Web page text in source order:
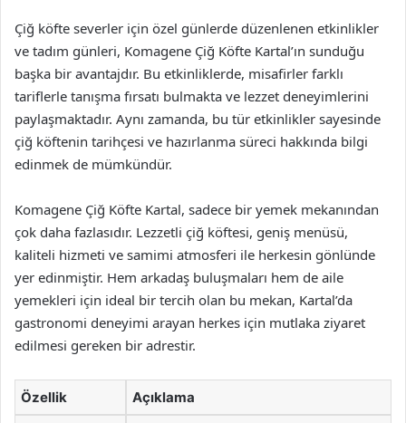
Çiğ köfte severler için özel günlerde düzenlenen etkinlikler
ve tadım günleri, Komagene Çiğ Köfte Kartal’ın sunduğu
başka bir avantajdır. Bu etkinliklerde, misafirler farklı
tariflerle tanışma fırsatı bulmakta ve lezzet deneyimlerini
paylaşmaktadır. Aynı zamanda, bu tür etkinlikler sayesinde
çiğ köftenin tarihçesi ve hazırlanma süreci hakkında bilgi
edinmek de mümkündür.
Komagene Çiğ Köfte Kartal, sadece bir yemek mekanından
çok daha fazlasıdır. Lezzetli çiğ köftesi, geniş menüsü,
kaliteli hizmeti ve samimi atmosferi ile herkesin gönlünde
yer edinmiştir. Hem arkadaş buluşmaları hem de aile
yemekleri için ideal bir tercih olan bu mekan, Kartal’da
gastronomi deneyimi arayan herkes için mutlaka ziyaret
edilmesi gereken bir adrestir.
Özellik Açıklama